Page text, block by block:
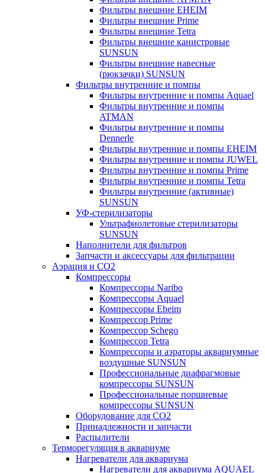
Фильтры внешние EHEIM
Фильтры внешние Prime
Фильтры внешние Tetra
Фильтры внешние канистровые
SUNSUN
Фильтры внешние навесные
(рюкзачки) SUNSUN
Фильтры внутренние и помпы
Фильтры внутренние и помпы Aquael
Фильтры внутренние и помпы
ATMAN
Фильтры внутренние и помпы
Dennerle
Фильтры внутренние и помпы EHEIM
Фильтры внутренние и помпы JUWEL
Фильтры внутренние и помпы Prime
Фильтры внутренние и помпы Tetra
Фильтры внутренние (активные)
SUNSUN
УФ-стерилизаторы
Ультрафиолетовые стерилизаторы
SUNSUN
Наполнители для фильтров
Запчасти и аксессуары для фильтрации
Аэрация и CO2
Компрессоры
Компрессоры Naribo
Компрессоры Aquael
Компрессоры Eheim
Компрессор Prime
Компрессор Schego
Компрессор Tetra
Компрессоры и аэраторы аквариумные
воздушные SUNSUN
Профессиональные диафрагмовые
компрессоры SUNSUN
Профессиональные поршневые
компрессоры SUNSUN
Оборудование для CO2
Принадлежности и запчасти
Распылители
Терморегуляция в аквариуме
Нагреватели для аквариума
Нагреватели для аквариума AQUAEL